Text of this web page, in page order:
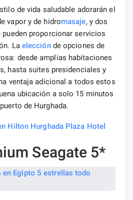
de vida saludable adorarán el
vapor y de hidromasaje, y dos
pueden proporcionar servicios
La elecciónde opciones de
desde amplias habitaciones
hasta suites presidenciales y
ventaja adicional a todos estos
ubicación a solo 15 minutos
de Hurghada.
Hilton Hurghada Plaza Hotel
Seagate 5*